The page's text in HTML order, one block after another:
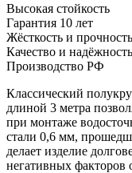
Высокая стойкость
Гарантия 10 лет
Жёсткость и прочность
Качество и надёжность
Производство РФ
Классический
длиной 3 метра
при монтаже
стали 0,6 мм,
делает изделие
негативных